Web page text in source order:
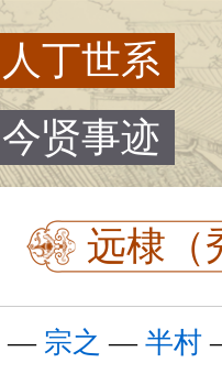
人丁世系
今贤事迹
远棣（
— 宗之 — 半村